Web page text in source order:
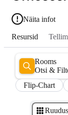
Näita infot
Resursid
Rooms
Otsi &
Flip-Chart